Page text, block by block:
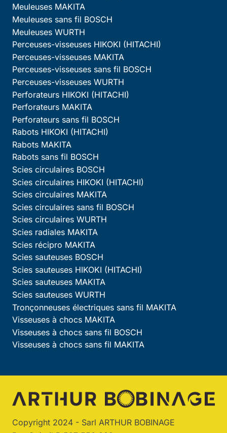
Meuleuses MAKITA
Meuleuses sans fil BOSCH
Meuleuses WURTH
Perceuses-visseuses HIKOKI (HITACHI)
Perceuses-visseuses MAKITA
Perceuses-visseuses sans fil BOSCH
Perceuses-visseuses WURTH
Perforateurs HIKOKI (HITACHI)
Perforateurs MAKITA
Perforateurs sans fil BOSCH
Rabots HIKOKI (HITACHI)
Rabots MAKITA
Rabots sans fil BOSCH
Scies circulaires BOSCH
Scies circulaires HIKOKI (HITACHI)
Scies circulaires MAKITA
Scies circulaires sans fil BOSCH
Scies circulaires WURTH
Scies radiales MAKITA
Scies récipro MAKITA
Scies sauteuses BOSCH
Scies sauteuses HIKOKI (HITACHI)
Scies sauteuses MAKITA
Scies sauteuses WURTH
Tronçonneuses électriques sans fil MAKITA
Visseuses à chocs MAKITA
Visseuses à chocs sans fil BOSCH
Visseuses à chocs sans fil MAKITA
Copyright 2024 - Sarl ARTHUR BOBINAGE